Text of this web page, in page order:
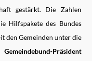
gestärkt. Die Zahlen
Hilfspakete des Bundes
den Gemeinden unter die
Gemeindebund-Präsident